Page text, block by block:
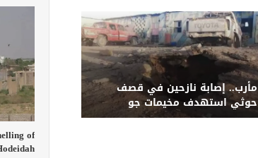
مأرب.. إصابة نازحين في قصف
حوثي استهدف مخيمات جو
النسيم والميل
of